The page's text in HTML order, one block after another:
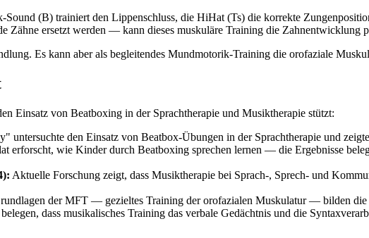
(B) trainiert den Lippenschluss, die HiHat (Ts) die korrekte
Zähne ersetzt werden — kann dieses muskuläre Training die Zahnentwicklung
Es kann aber als begleitendes Mundmotorik-Training die orofaziale
Einsatz von Beatboxing in der Sprachtherapie und Musiktherapie stützt:
untersuchte den Einsatz von Beatbox-Übungen in der Sprachtherapie und
erforscht, wie Kinder durch Beatboxing sprechen lernen — die Ergebnisse
Aktuelle Forschung zeigt, dass Musiktherapie bei Sprach-, Sprech- und
der MFT — gezieltes Training der orofazialen Muskulatur — bilden die
dass musikalisches Training das verbale Gedächtnis und die